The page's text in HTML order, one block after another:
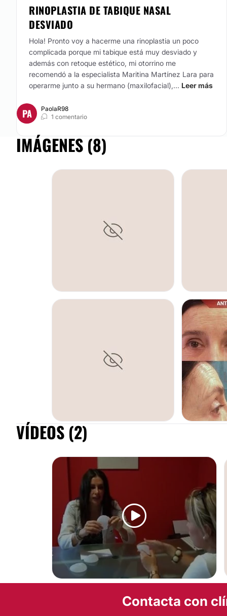
RINOPLASTIA DE TABIQUE NASAL
DESVIADO
Hola! Pronto voy a hacerme una rinoplastia un poco
complicada porque mi tabique está muy desviado y
además con retoque estético, mi otorrino me
recomendó a la especialista Maritina Martínez Lara para
operarme junto a su hermano (maxilofacial),... Leer más
PA
PaolaR98
1 comentario
IMÁGENES (8)
AUMENTO DE PECHO
VÍDEOS (2)
AUMENTO DE PECHO
Contacta con